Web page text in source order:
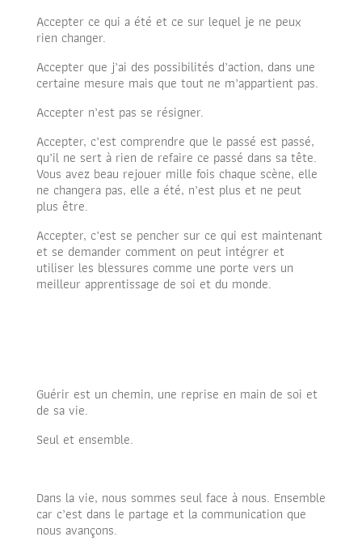
Accepter ce qui a été et ce sur lequel je ne peux
rien changer.
Accepter que j’ai des possibilités d’action, dans une
certaine mesure mais que tout ne m’appartient pas.
Accepter n’est pas se résigner.
Accepter, c’est comprendre que le passé est passé,
qu’il ne sert à rien de refaire ce passé dans sa tête.
Vous avez beau rejouer mille fois chaque scène, elle
ne changera pas, elle a été, n’est plus et ne peut
plus être.
Accepter, c’est se pencher sur ce qui est maintenant
et se demander comment on peut intégrer et
utiliser les blessures comme une porte vers un
meilleur apprentissage de soi et du monde.
Guérir est un chemin, une reprise en main de soi et
de sa vie.
Seul et ensemble.
Dans la vie, nous sommes seul face à nous. Ensemble
car c’est dans le partage et la communication que
nous avançons.